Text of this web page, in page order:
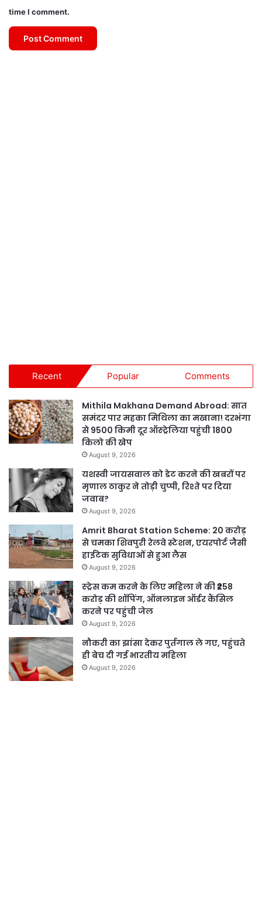
time I comment.
Recent Popular Comments
Mithila Makhana Demand Abroad: सात
समंदर पार महका मिथिला का मखाना! दरभंगा
से 9500 किमी दूर ऑस्ट्रेलिया पहुंची 1800
किलो की खेप
August 9, 2026
यशस्वी जायसवाल को डेट करने की खबरों पर
मृणाल ठाकुर ने तोड़ी चुप्पी, रिश्ते पर दिया
जवाब?
August 9, 2026
Amrit Bharat Station Scheme: 20 करोड़
से चमका शिवपुरी रेलवे स्टेशन, एयरपोर्ट जैसी
हाईटेक सुविधाओं से हुआ लैस
August 9, 2026
स्ट्रेस कम करने के लिए महिला ने की ₹258
करोड़ की शॉपिंग, ऑनलाइन ऑर्डर कैंसिल
करने पर पहुंची जेल
August 9, 2026
नौकरी का झांसा देकर पुर्तगाल ले गए, पहुंचते
ही बेच दी गई भारतीय महिला
August 9, 2026